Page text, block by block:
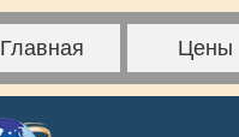
Главная Цены